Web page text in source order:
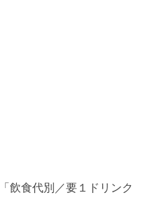
飲食代別／要１ドリンク